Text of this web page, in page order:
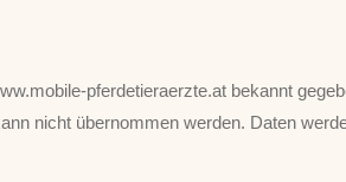
pferdetieraerzte.at bekannt
nicht übernommen werden. Daten